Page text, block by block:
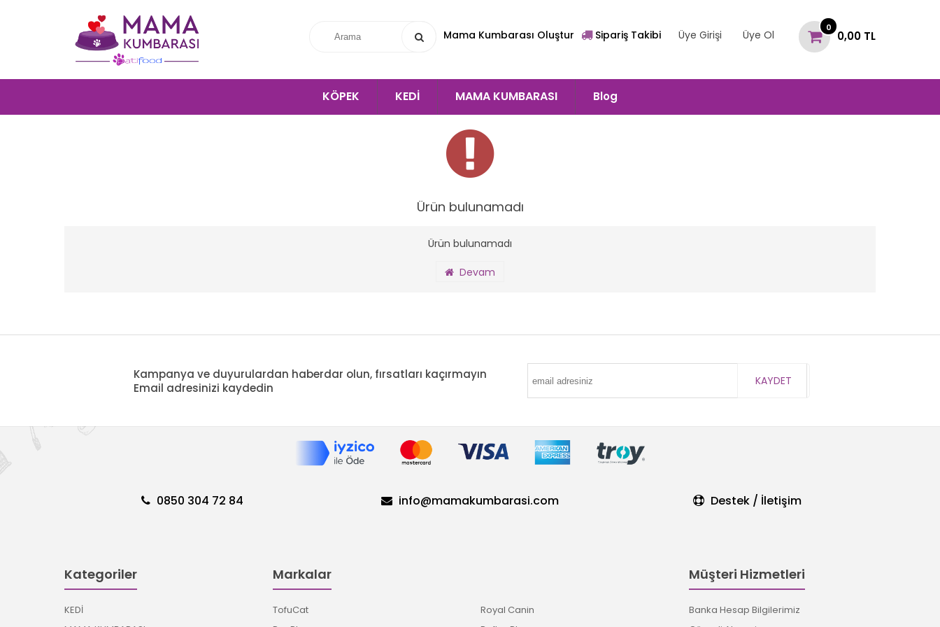
0
0,00 TL
Üye Girişi Üye Ol
Sipariş Takibi
Mama Kumbarası Oluştur
KÖPEK KEDİ MAMA KUMBARASI Blog
Ürün bulunamadı
Ürün bulunamadı
Devam
Kampanya ve duyurulardan haberdar olun, fırsatları kaçırmayın
Email adresinizi kaydedin
KAYDET
0850 304 72 84 info@mamakumbarasi.com Destek / İletişim
Kategoriler
KEDİ
Markalar
TofuCat
Royal Canin
Müşteri Hizmetleri
Banka Hesap Bilgilerimiz